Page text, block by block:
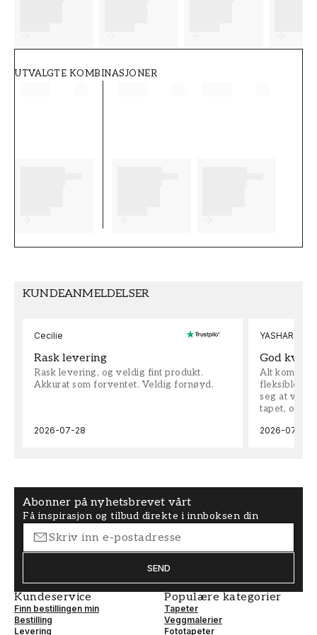
UTVALGTE KOMBINASJONER
KUNDEANMELDELSER
Cecilie
Rask levering
Rask levering, og veldig fint produkt.
Akkurat som forventet. Veldig fornøyd.
2026-07-28
YASHAR
God
Alt kom
fleksible på
seg at vi
tapet, og
2026-07-04
Abonner på nyhetsbrevet vårt
Få inspirasjon og tilbud direkte i innboksen din
SEND
Kundeservice
Finn bestillingen min
Bestilling
Levering
Populære kategorier
Tapeter
Veggmalerier
Fototapeter